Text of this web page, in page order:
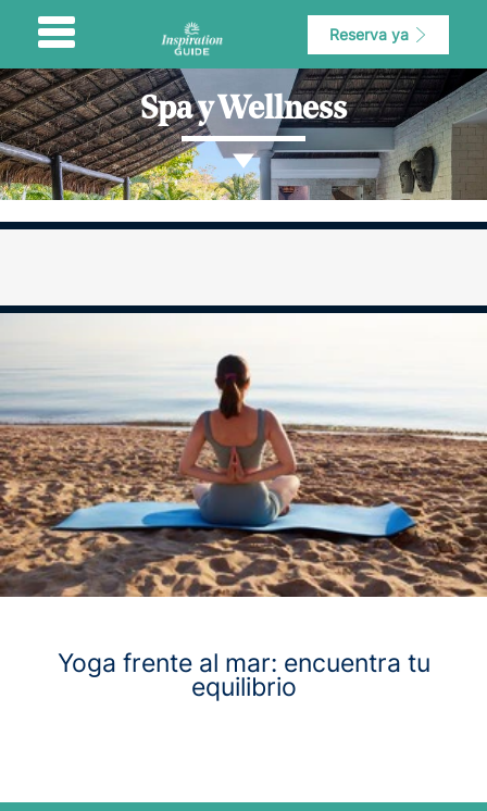
Reserva ya
Spa y Wellness
Yoga frente al mar: encuentra tu
equilibrio